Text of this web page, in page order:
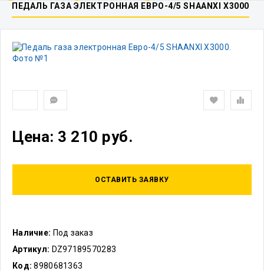
ПЕДАЛЬ ГАЗА ЭЛЕКТРОННАЯ ЕВРО-4/5 SHAANXI X3000
Наличие: Под заказ
Артикул: DZ97189570283
Код: 8980681363
Цена: 3 210 руб.
ОСТАВИТЬ ЗАЯВКУ